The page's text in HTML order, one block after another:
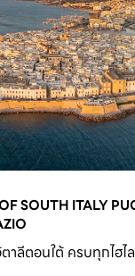
SOUTH ITALY
าลีตอนใต้ ครบทุกไฮไ